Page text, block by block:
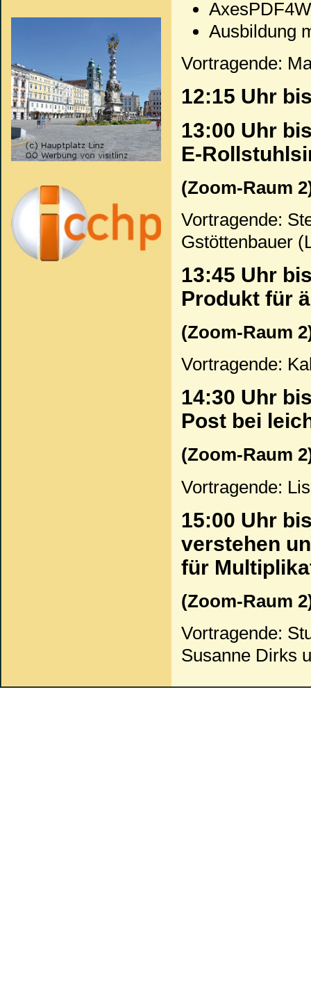
Ausbildung
Vortragende:
12:15 Uhr
13:00 Uhr
E-
(Zoom-Raum
Vortragende:
Gstöttenbauer
13:45 Uhr
Produkt für
(Zoom-Raum
Vortragende:
14:30 Uhr
Post bei
(Zoom-Raum
Vortragende:
15:00 Uhr
verstehen
für
(Zoom-Raum
Vortragende:
Susanne Dirks